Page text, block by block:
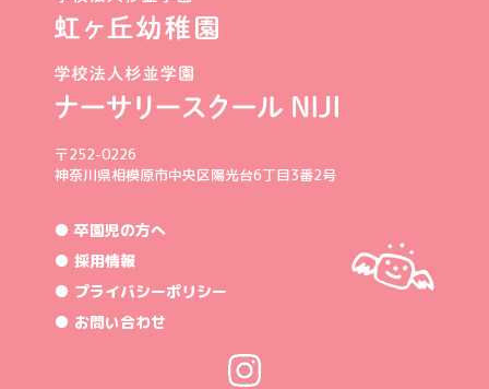
〒252-0226
神奈川県相模原市中央区陽光台6丁目3番2号
● 卒園児の方へ
● 採用情報
● プライバシーポリシー
● お問い合わせ